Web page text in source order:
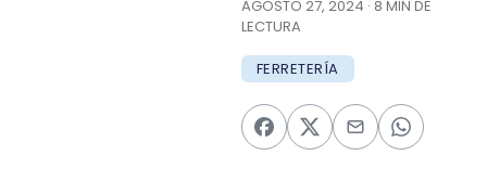
AGOSTO 27, 2024 · 8 MIN DE
LECTURA
FERRETERÍA